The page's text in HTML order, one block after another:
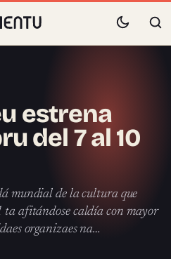
estrena
del 7 al 10
mundial de la cultura que
afitándose caldía con mayor
organizaes na…